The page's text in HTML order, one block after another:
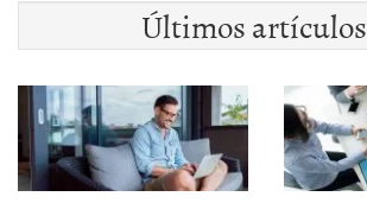
Últimos artículos